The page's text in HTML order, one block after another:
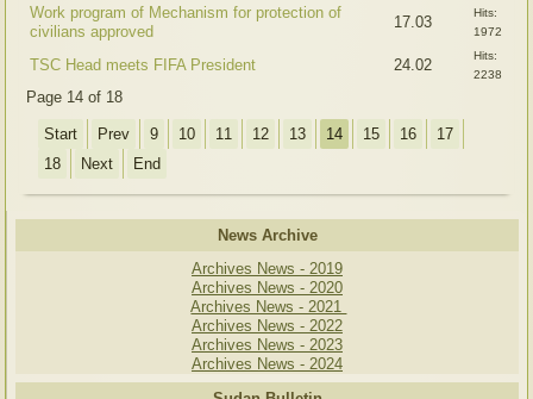
Work program of Mechanism for protection of
civilians approved
17.03
Hits:
1972
TSC Head meets FIFA President 24.02
Hits:
2238
Page 14 of 18
Start Prev 9 10 11 12 13 14 15 16
17
18
Next End
News Archive
Archives News - 2019
Archives News - 2020
Archives News - 2021
Archives News - 2022
Archives News - 2023
Archives News - 2024